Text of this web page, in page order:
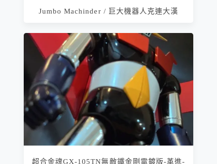
Jumbo Machinder / 巨大機器人克連大漢
超合金魂GX-105TN無敵鐵金剛電鍍版-革進-